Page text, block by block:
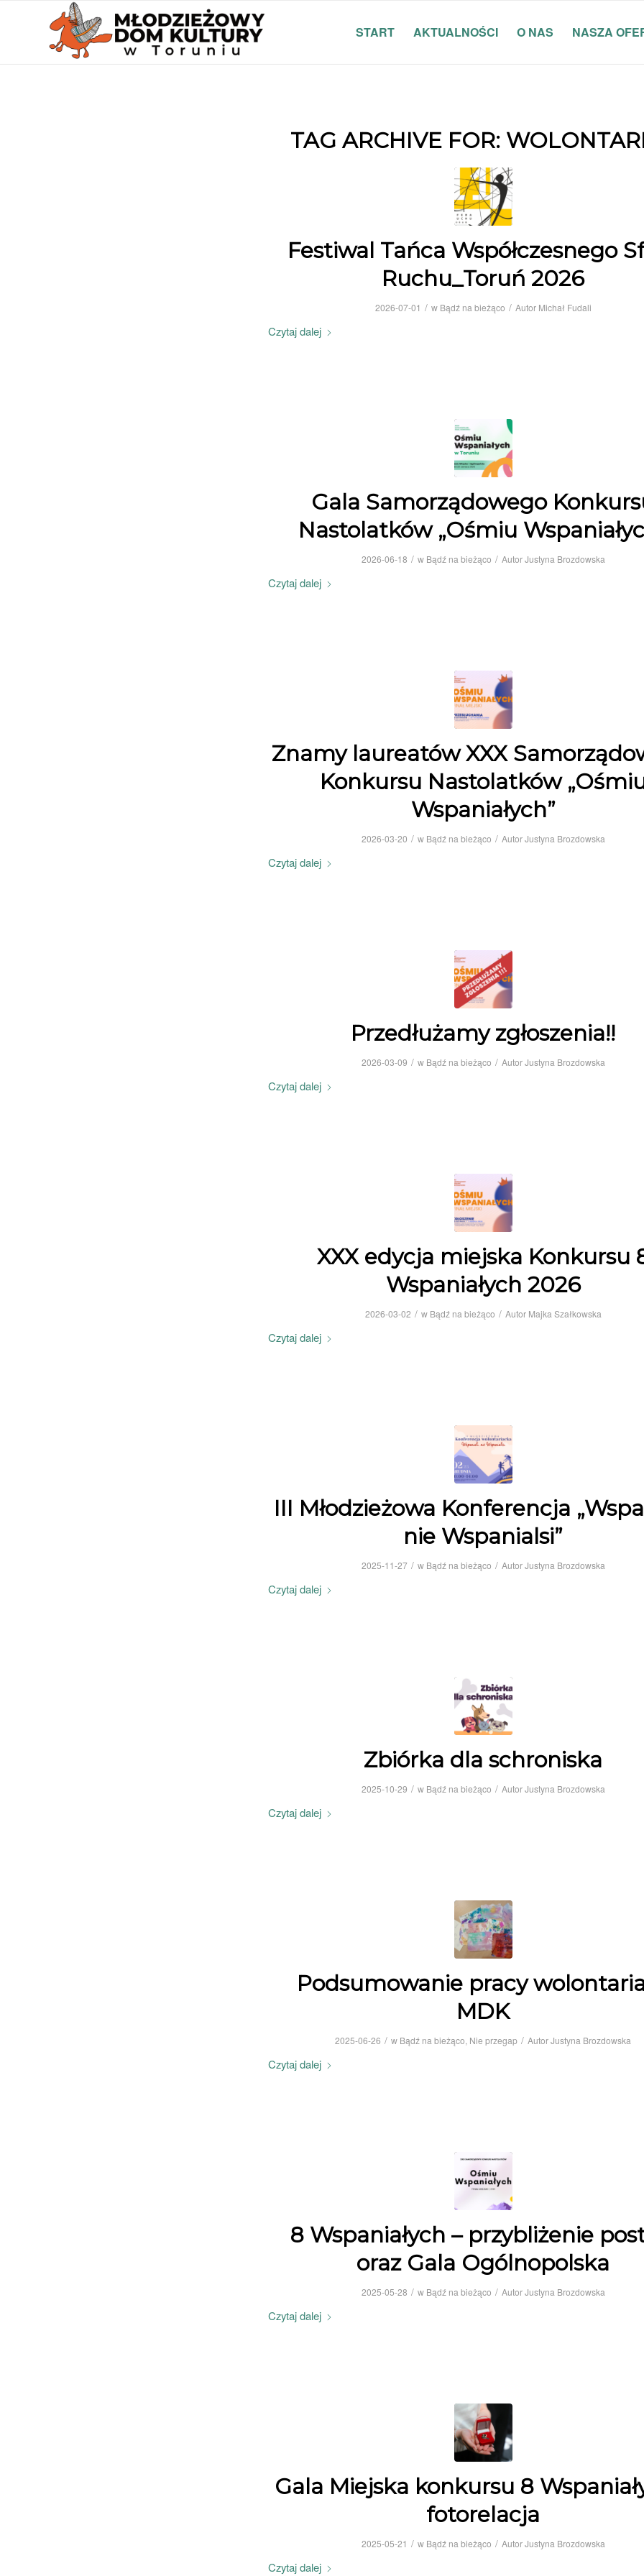
START AKTUALNOŚCI O NAS NASZA
TAG ARCHIVE FOR:
Festiwal Tańca Współczesnego
Ruchu_Toruń 2026
2026-07-01 / w Bądź na bieżąco / Autor Michał Fudali
Czytaj dalej
Gala Samorządowego
Nastolatków „Ośmiu
2026-06-18 / w Bądź na bieżąco / AutorJustyna Brozdowska
Czytaj dalej
Znamy laureatów XXX
Konkursu Nastolatków
Wspaniałych”
2026-03-20 / w Bądź na bieżąco / AutorJustyna Brozdowska
Czytaj dalej
Przedłużamy zgłoszenia!!
2026-03-09 / w Bądź na bieżąco / AutorJustyna Brozdowska
Czytaj dalej
XXX edycja miejska Konkursu
Wspaniałych 2026
2026-03-02 / w Bądź na bieżąco / Autor Majka Szałkowska
Czytaj dalej
III Młodzieżowa Konferencja
nie Wspanialsi”
2025-11-27 / w Bądź na bieżąco / AutorJustyna Brozdowska
Czytaj dalej
Zbiórka dla schroniska
2025-10-29 / w Bądź na bieżąco / AutorJustyna Brozdowska
Czytaj dalej
Podsumowanie pracy
MDK
2025-06-26 / w Bądź na bieżąco, Nie przegap / AutorJustyna Brozdowska
Czytaj dalej
8 Wspaniałych – przybliżenie
oraz Gala Ogólnopolska
2025-05-28 / w Bądź na bieżąco / AutorJustyna Brozdowska
Czytaj dalej
Gala Miejska konkursu 8
fotorelacja
2025-05-21 / w Bądź na bieżąco / AutorJustyna Brozdowska
Czytaj dalej